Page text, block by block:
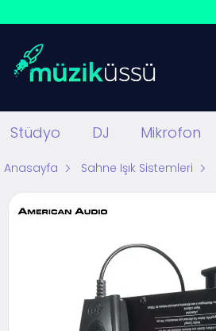
Stüdyo DJ Mikrofon
Anasayfa Sahne Işık Sistemleri